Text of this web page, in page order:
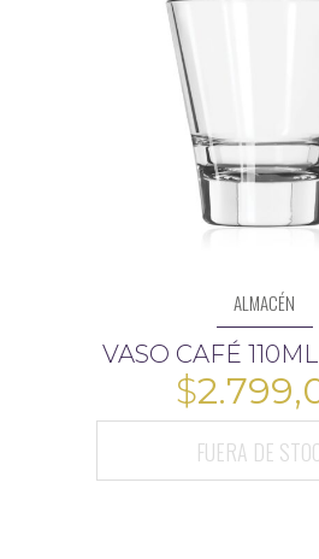
65.996,00
ALMACÉN
VASO CAFÉ
$
FUERA DE